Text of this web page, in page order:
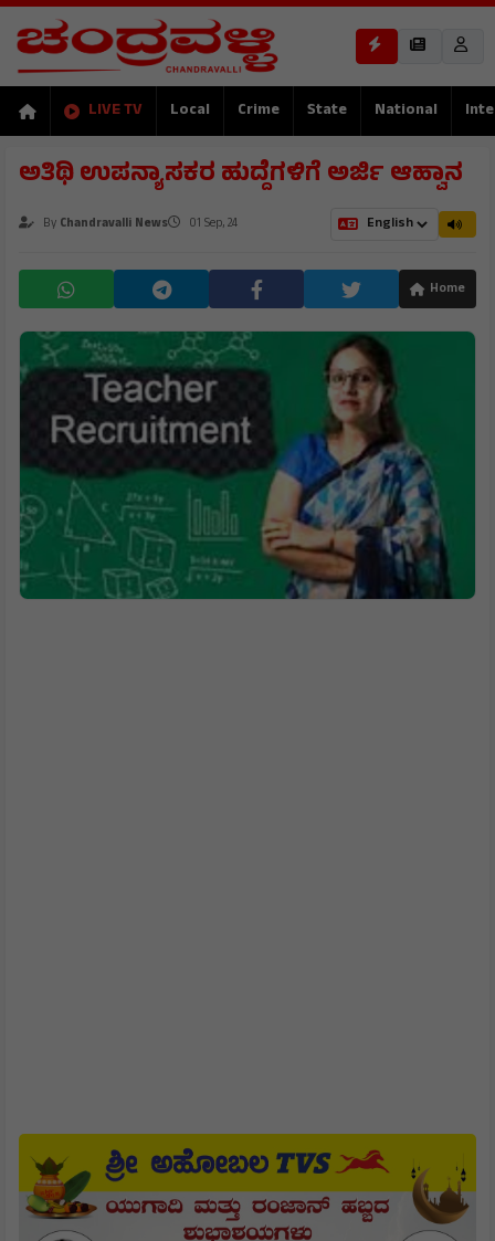
LIVE TV Local Crime State National
ಅತಿಥಿ ಉಪನ್ಯಾಸಕರ ಹುದ್ದೆಗಳಿಗೆ ಅರ್ಜಿ ಆಹ್ವಾನ
By Chandravalli News 01 Sep, 24
Home